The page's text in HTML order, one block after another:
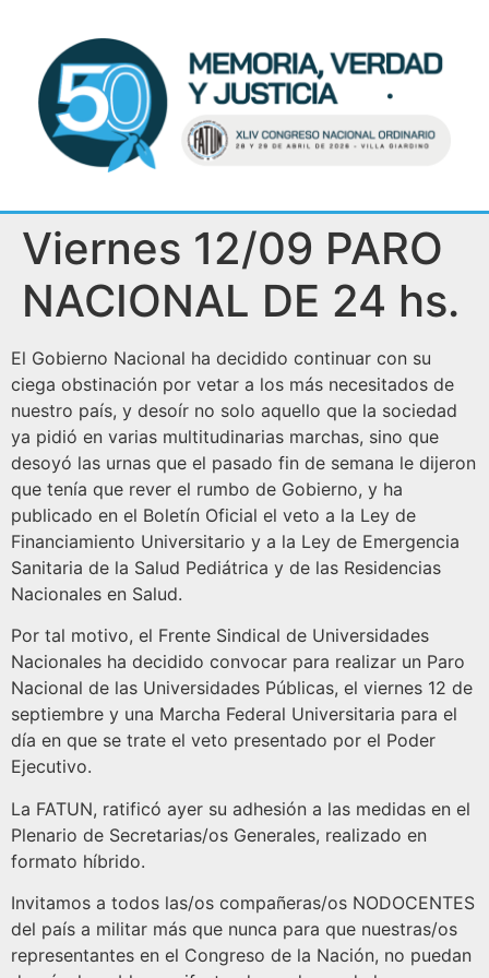
Viernes 12/09 PARO
NACIONAL DE 24 hs.
El Gobierno Nacional ha decidido continuar con su
ciega obstinación por vetar a los más necesitados de
nuestro país, y desoír no solo aquello que la sociedad
ya pidió en varias multitudinarias marchas, sino que
desoyó las urnas que el pasado fin de semana le dijeron
que tenía que rever el rumbo de Gobierno, y ha
publicado en el Boletín Oficial el veto a la Ley de
Financiamiento Universitario y a la Ley de Emergencia
Sanitaria de la Salud Pediátrica y de las Residencias
Nacionales en Salud.
Por tal motivo, el Frente Sindical de Universidades
Nacionales ha decidido convocar para realizar un Paro
Nacional de las Universidades Públicas, el viernes 12 de
septiembre y una Marcha Federal Universitaria para el
día en que se trate el veto presentado por el Poder
Ejecutivo.
La FATUN, ratificó ayer su adhesión a las medidas en el
Plenario de Secretarias/os Generales, realizado en
formato híbrido.
Invitamos a todos las/os compañeras/os NODOCENTES
del país a militar más que nunca para que nuestras/os
representantes en el Congreso de la Nación, no puedan